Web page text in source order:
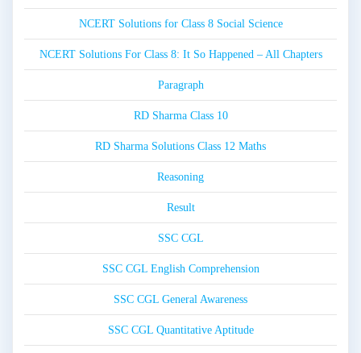
NCERT Solutions for Class 8 Social Science
NCERT Solutions For Class 8: It So Happened – All Chapters
Paragraph
RD Sharma Class 10
RD Sharma Solutions Class 12 Maths
Reasoning
Result
SSC CGL
SSC CGL English Comprehension
SSC CGL General Awareness
SSC CGL Quantitative Aptitude